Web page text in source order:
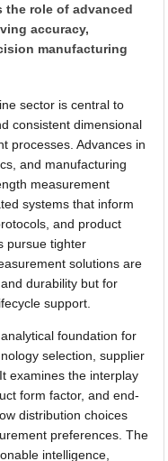
role of advanced
accuracy,
manufacturing
sector is central to
consistent dimensional
processes. Advances in
and manufacturing
measurement
systems that inform
and product
pursue tighter
solutions are
durability but for
support.
foundation for
selection, supplier
examines the interplay
form factor, and end-
distribution choices
preferences. The
intelligence,